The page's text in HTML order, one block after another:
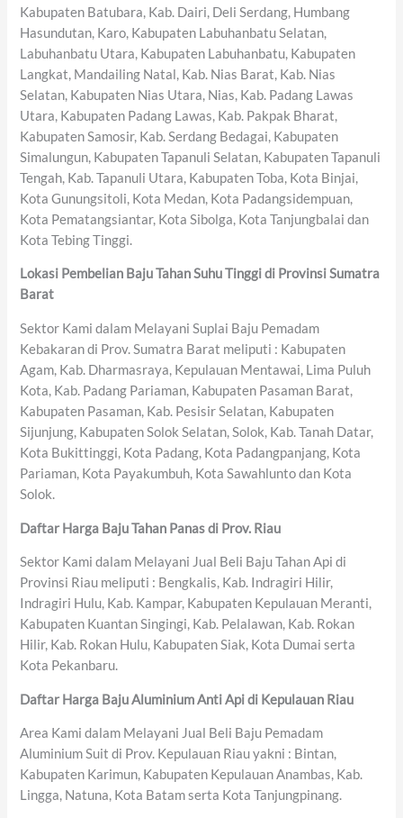
Kabupaten Batubara, Kab. Dairi, Deli Serdang, Humbang
Hasundutan, Karo, Kabupaten Labuhanbatu Selatan,
Labuhanbatu Utara, Kabupaten Labuhanbatu, Kabupaten
Langkat, Mandailing Natal, Kab. Nias Barat, Kab. Nias
Selatan, Kabupaten Nias Utara, Nias, Kab. Padang Lawas
Utara, Kabupaten Padang Lawas, Kab. Pakpak Bharat,
Kabupaten Samosir, Kab. Serdang Bedagai, Kabupaten
Simalungun, Kabupaten Tapanuli Selatan, Kabupaten Tapanuli
Tengah, Kab. Tapanuli Utara, Kabupaten Toba, Kota Binjai,
Kota Gunungsitoli, Kota Medan, Kota Padangsidempuan,
Kota Pematangsiantar, Kota Sibolga, Kota Tanjungbalai dan
Kota Tebing Tinggi.
Lokasi Pembelian Baju Tahan Suhu Tinggi di Provinsi Sumatra
Barat
Sektor Kami dalam Melayani Suplai Baju Pemadam
Kebakaran di Prov. Sumatra Barat meliputi : Kabupaten
Agam, Kab. Dharmasraya, Kepulauan Mentawai, Lima Puluh
Kota, Kab. Padang Pariaman, Kabupaten Pasaman Barat,
Kabupaten Pasaman, Kab. Pesisir Selatan, Kabupaten
Sijunjung, Kabupaten Solok Selatan, Solok, Kab. Tanah Datar,
Kota Bukittinggi, Kota Padang, Kota Padangpanjang, Kota
Pariaman, Kota Payakumbuh, Kota Sawahlunto dan Kota
Solok.
Daftar Harga Baju Tahan Panas di Prov. Riau
Sektor Kami dalam Melayani Jual Beli Baju Tahan Api di
Provinsi Riau meliputi : Bengkalis, Kab. Indragiri Hilir,
Indragiri Hulu, Kab. Kampar, Kabupaten Kepulauan Meranti,
Kabupaten Kuantan Singingi, Kab. Pelalawan, Kab. Rokan
Hilir, Kab. Rokan Hulu, Kabupaten Siak, Kota Dumai serta
Kota Pekanbaru.
Daftar Harga Baju Aluminium Anti Api di Kepulauan Riau
Area Kami dalam Melayani Jual Beli Baju Pemadam
Aluminium Suit di Prov. Kepulauan Riau yakni : Bintan,
Kabupaten Karimun, Kabupaten Kepulauan Anambas, Kab.
Lingga, Natuna, Kota Batam serta Kota Tanjungpinang.